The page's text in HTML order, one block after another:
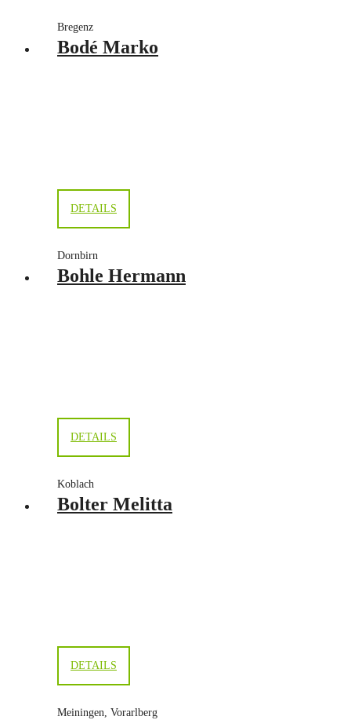
Bregenz
Bodé Marko
DETAILS
Dornbirn
Bohle Hermann
DETAILS
Koblach
Bolter Melitta
DETAILS
Meiningen, Vorarlberg